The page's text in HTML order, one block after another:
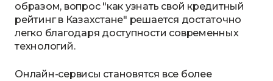
образом, вопрос "как узнать свой кредитный
рейтинг в Казахстане" решается достаточно
легко благодаря доступности современных
технологий.
Онлайн-сервисы становятся все более